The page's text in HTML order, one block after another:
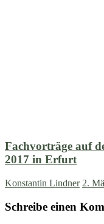
Fachvorträge auf
2017 in Erfurt
Konstantin Lindner 2.
Schreibe einen